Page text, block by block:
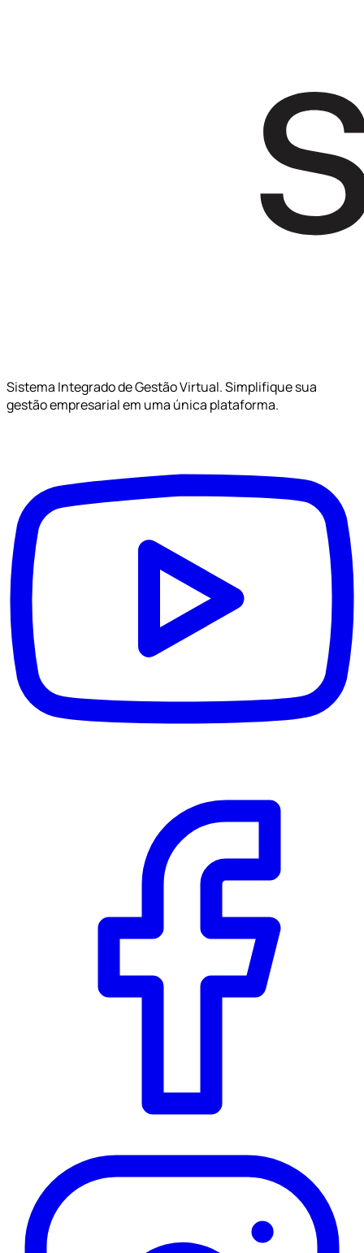
Sistema Integrado de Gestão Virtual. Simplifique sua
gestão empresarial em uma única plataforma.